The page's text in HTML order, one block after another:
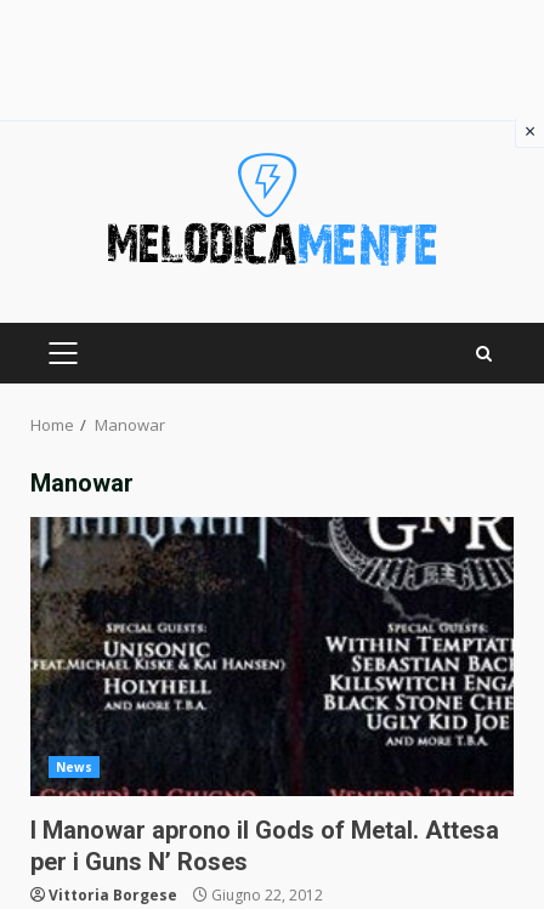
PRIMARY
Home Manowar
Manowar
News
I Manowar aprono il Gods of Metal. Attesa
per i Guns N’ Roses
Vittoria Borgese Giugno 22, 2012
×